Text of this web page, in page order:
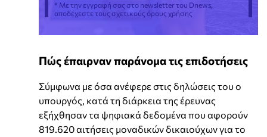
* Με την εγγραφή σας στο newsletter του Dnews,
αποδέχεστε τους σχετικούς όρους χρήσης
Πώς έπαιρναν παράνομα τις επιδοτήσεις
Σύμφωνα με όσα ανέφερε στις δηλώσεις του ο
υπουργός, κατά τη διάρκεια της έρευνας
εξήχθησαν τα ψηφιακά δεδομένα που αφορούν
819.620 αιτήσεις μοναδικών δικαιούχων για το